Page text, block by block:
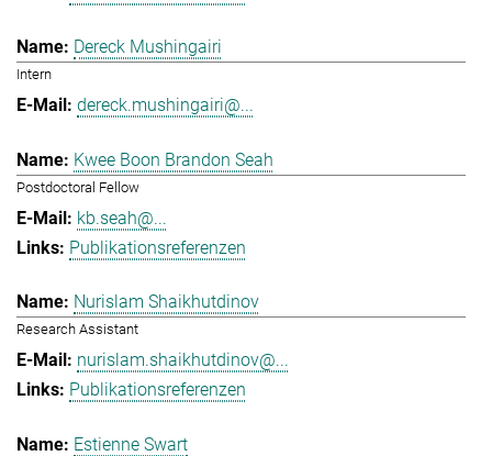
Dereck Mushingairi
Intern
dereck.mushingairi@...
Kwee Boon Brandon Seah
Postdoctoral Fellow
kb.seah@...
Publikationsreferenzen
Nurislam Shaikhutdinov
Research Assistant
nurislam.shaikhutdinov@...
Publikationsreferenzen
Estienne Swart